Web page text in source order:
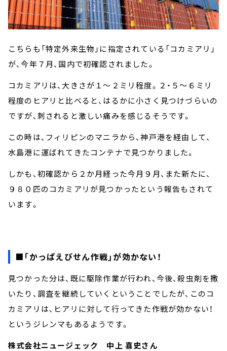
こちらも「特定外来生物」に指定されている「コカミアリ」
が、今年７月、国内で初確認されました。
コカミアリは、大きさが１～２ミリ程度。２・５～６ミリ
程度のヒアリと比べると、はるかに小さく見つけづらいの
ですが、刺されると激しい痛みを感じるそうです。
この時は、フィリピンのマニラから、神戸港を経由して、
水島港に運ばれてきたコンテナで見つかりました。
しかも、初確認から２か月経った今月９月、また新たに、
９８０匹のコカミアリが見つかったという報告もされて
います。
■「かっぱえびせん作戦」が効かない！
見つかった分は、既に駆除作業が行われ、今後、殺虫剤を撒
いたり、調査を継続していくということでしたが、このコ
カミアリは、ヒアリに対して行ってきた作戦が効かない！
というジレンマもあるようです。
株式会社ニュージェック 中上 喜史さん